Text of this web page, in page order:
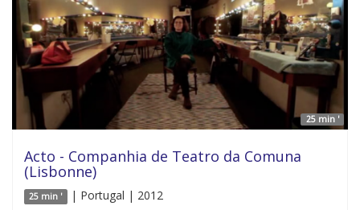
25 min '
Acto - Companhia de Teatro da Comuna
(Lisbonne)
25 min ' | Portugal | 2012